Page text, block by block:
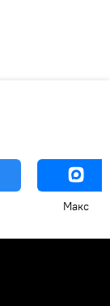
Макс